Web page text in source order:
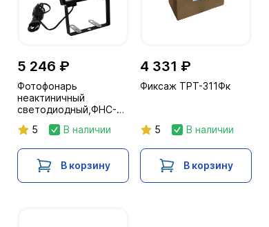
5 246 ₽
Фотофонарь
неактиничный
светодиодный,ФНС-
переменной
5 В наличии
В корзину
4 331 ₽
Фиксаж ТРТ-311Фк
5 В наличии
В корзину